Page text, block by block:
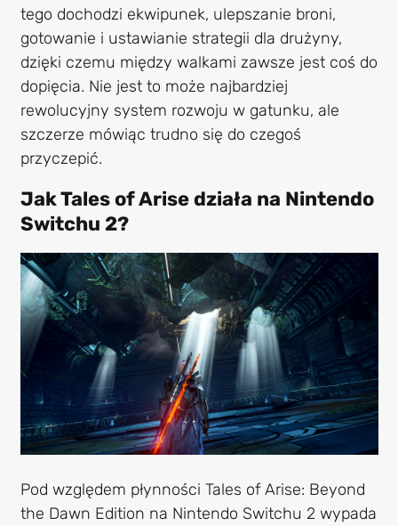
tego dochodzi ekwipunek, ulepszanie broni,
gotowanie i ustawianie strategii dla drużyny,
dzięki czemu między walkami zawsze jest coś do
dopięcia. Nie jest to może najbardziej
rewolucyjny system rozwoju w gatunku, ale
szczerze mówiąc trudno się do czegoś
przyczepić.
Jak Tales of Arise działa na Nintendo
Switchu 2?
Pod względem płynności Tales of Arise: Beyond
the Dawn Edition na Nintendo Switchu 2 wypada